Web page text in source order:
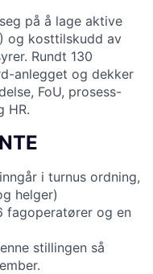
på å lage aktive
og kosttilskudd av
Rundt 130
anlegget og dekker
FoU, prosess-
HR.
i turnus ordning,
helger)
fagoperatører og en
stillingen så